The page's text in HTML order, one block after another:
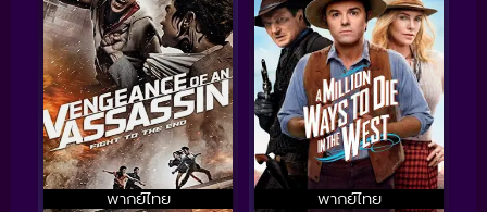
พากย์ไทย พากย์ไทย